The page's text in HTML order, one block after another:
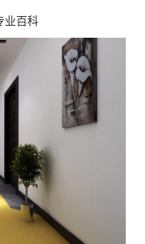
业百科